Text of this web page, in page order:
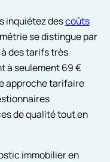
inquiétez descoûts
se distingue par
des tarifs très
à seulement 69 €
approche tarifaire
de qualité tout en
immobilier en